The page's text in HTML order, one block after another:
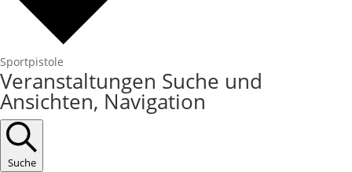
Sportpistole
Veranstaltungen
Veranstaltungen Suche und
Ansichten, Navigation
Suche